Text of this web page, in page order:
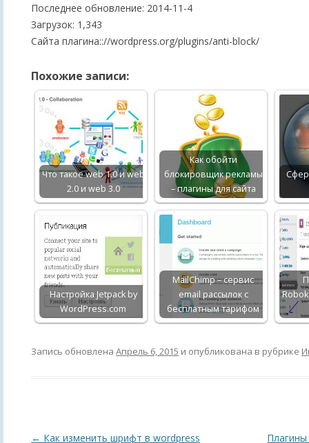
Последнее обновление: 2014-11-4
Загрузок: 1,343
Сайта плагина:://wordpress.org/plugins/anti-block/
Похожие записи:
Что такое web 1.0 и web
2.0 и web 3.0
Как обойти
блокировщик рекламы
– плагины для сайта
Настройка Jetpack by
WordPress.com
MailChimp – сервис
email рассылок с
бесплатным тарифом
Запись обновлена Апрель 6, 2015 и опубликована в рубрике
Навигация
← Как изменить шрифт в wordpress